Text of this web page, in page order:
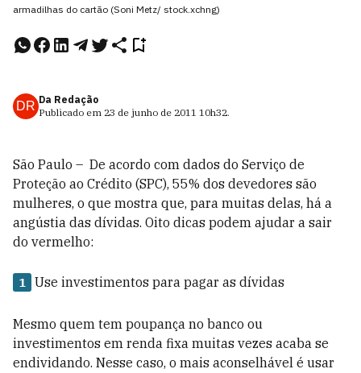
armadilhas do cartão (Soni Metz/ stock.xchng)
DR Da Redação
Publicado em 23 de junho de 2011 10h32.
São Paulo – De acordo com dados do Serviço de
Proteção ao Crédito (SPC), 55% dos devedores são
mulheres, o que mostra que, para muitas delas, há a
angústia das dívidas. Oito dicas podem ajudar a sair
do vermelho:
1 Use investimentos para pagar as dívidas
Mesmo quem tem poupança no banco ou
investimentos em renda fixa muitas vezes acaba se
endividando. Nesse caso, o mais aconselhável é usar